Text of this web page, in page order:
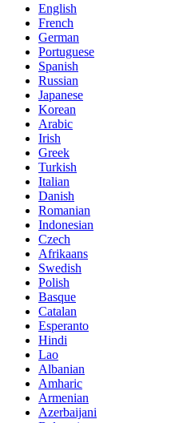
English
French
German
Portuguese
Spanish
Russian
Japanese
Korean
Arabic
Irish
Greek
Turkish
Italian
Danish
Romanian
Indonesian
Czech
Afrikaans
Swedish
Polish
Basque
Catalan
Esperanto
Hindi
Lao
Albanian
Amharic
Armenian
Azerbaijani